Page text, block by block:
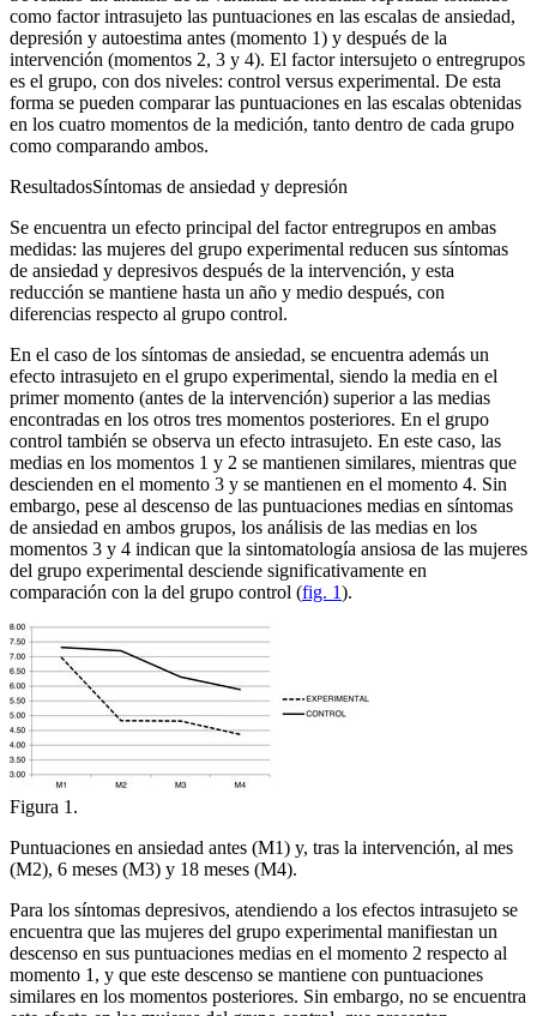
como factor intrasujeto las puntuaciones en las escalas de ansiedad,
depresión y autoestima antes (momento 1) y después de la
intervención (momentos 2, 3 y 4). El factor intersujeto o entregrupos
es el grupo, con dos niveles: control versus experimental. De esta
forma se pueden comparar las puntuaciones en las escalas obtenidas
en los cuatro momentos de la medición, tanto dentro de cada grupo
como comparando ambos.
ResultadosSíntomas de ansiedad y depresión
Se encuentra un efecto principal del factor entregrupos en ambas
medidas: las mujeres del grupo experimental reducen sus síntomas
de ansiedad y depresivos después de la intervención, y esta
reducción se mantiene hasta un año y medio después, con
diferencias respecto al grupo control.
En el caso de los síntomas de ansiedad, se encuentra además un
efecto intrasujeto en el grupo experimental, siendo la media en el
primer momento (antes de la intervención) superior a las medias
encontradas en los otros tres momentos posteriores. En el grupo
control también se observa un efecto intrasujeto. En este caso, las
medias en los momentos 1 y 2 se mantienen similares, mientras que
descienden en el momento 3 y se mantienen en el momento 4. Sin
embargo, pese al descenso de las puntuaciones medias en síntomas
de ansiedad en ambos grupos, los análisis de las medias en los
momentos 3 y 4 indican que la sintomatología ansiosa de las mujeres
del grupo experimental desciende significativamente en
comparación con la del grupo control (fig. 1).
Figura 1.
Puntuaciones en ansiedad antes (M1) y, tras la intervención, al mes
(M2), 6 meses (M3) y 18 meses (M4).
Para los síntomas depresivos, atendiendo a los efectos intrasujeto se
encuentra que las mujeres del grupo experimental manifiestan un
descenso en sus puntuaciones medias en el momento 2 respecto al
momento 1, y que este descenso se mantiene con puntuaciones
similares en los momentos posteriores. Sin embargo, no se encuentra